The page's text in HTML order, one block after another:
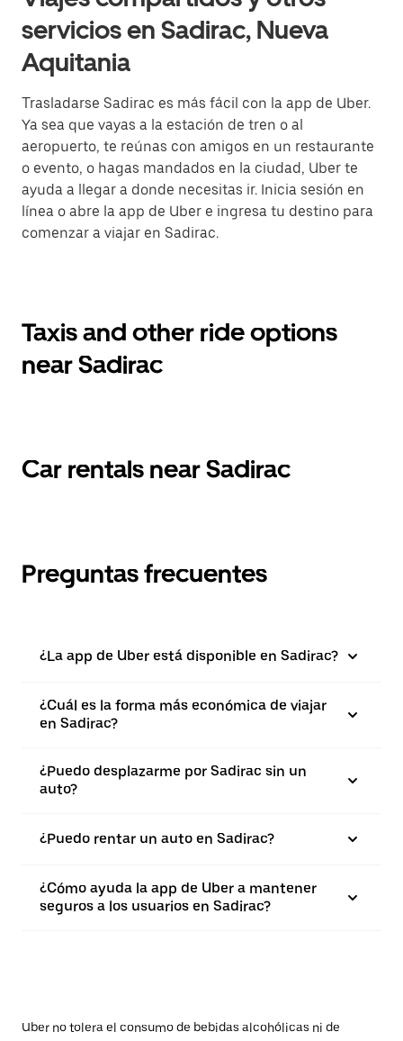
servicios en Sadirac, Nueva
Aquitania
Trasladarse Sadirac es más fácil con la app de Uber.
Ya sea que vayas a la estación de tren o al
aeropuerto, te reúnas con amigos en un restaurante
o evento, o hagas mandados en la ciudad, Uber te
ayuda a llegar a donde necesitas ir. Inicia sesión en
línea o abre la app de Uber e ingresa tu destino para
comenzar a viajar en Sadirac.
Taxis and other ride options
near Sadirac
Car rentals near Sadirac
Preguntas frecuentes
¿La app de Uber está disponible en Sadirac?
¿Cuál es la forma más económica de viajar
en Sadirac?
¿Puedo desplazarme por Sadirac sin un
auto?
¿Puedo rentar un auto en Sadirac?
¿Cómo ayuda la app de Uber a mantener
seguros a los usuarios en Sadirac?
Uber no tolera el consumo de bebidas alcohólicas ni de